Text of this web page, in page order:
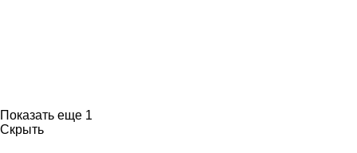
Показать еще 1
Скрыть